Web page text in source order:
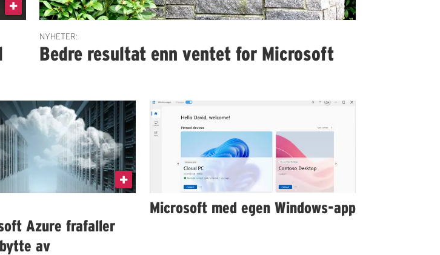
NYHETER:
Bedre resultat enn ventet for Microsoft
Azure frafaller
av
Microsoft med egen Windows-app